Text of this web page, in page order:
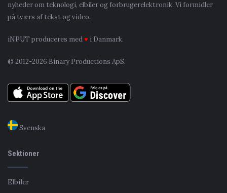
nyheder om teknologi, elbiler og forbrugerelektronik. Vi formidler
på tværs af tekst og video.
iNPUT produceres med♥ i Danmark.
© 2012-2026 Binary Productions ApS.
Svenska
Sektioner
Elbiler